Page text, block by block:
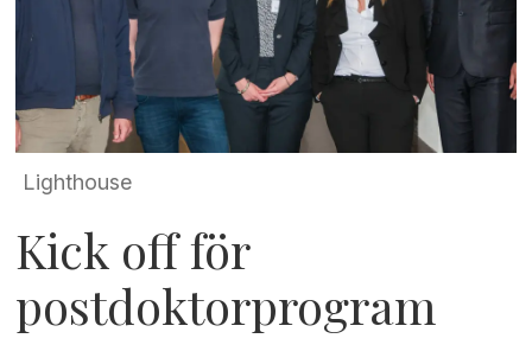
Lighthouse
Kick off för
postdoktorprogram